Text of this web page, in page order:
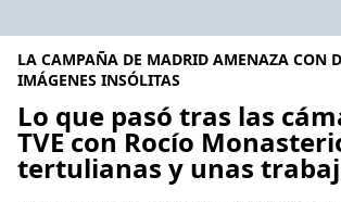
LA CAMPAÑA DE MADRID AMENAZA CON
IMÁGENES INSÓLITAS
Lo que pasó tras las
TVE con Rocío
tertulianas y unas